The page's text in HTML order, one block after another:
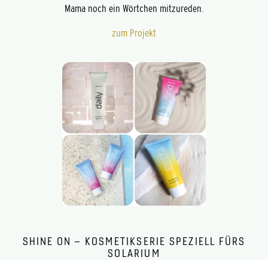
Mama noch ein Wörtchen mitzureden.
zum Projekt
SHINE ON – KOSMETIKSERIE SPEZIELL FÜRS
SOLARIUM